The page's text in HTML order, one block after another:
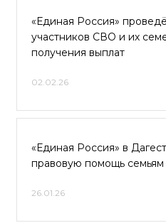
«Единая Россия»
участников СВО и их
получения выплат
02.02.26
«Единая Россия» в
правовую помощь
26.01.26